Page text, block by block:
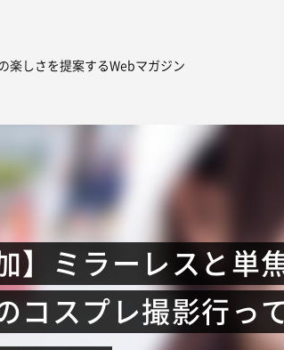
楽しさを提案するWebマガジン
】ミラーレスと単
コスプレ撮影行っ